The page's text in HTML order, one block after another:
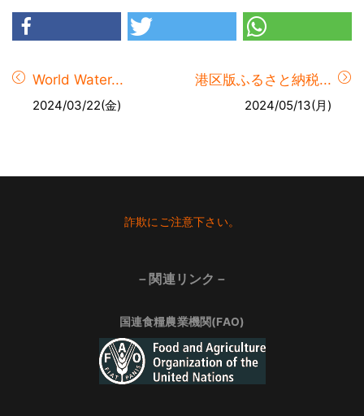
World Water...
2024/03/22(金)
港区版ふるさと納税...
2024/05/13(月)
詐欺にご注意下さい。
－関連リンク－
国連食糧農業機関(FAO)